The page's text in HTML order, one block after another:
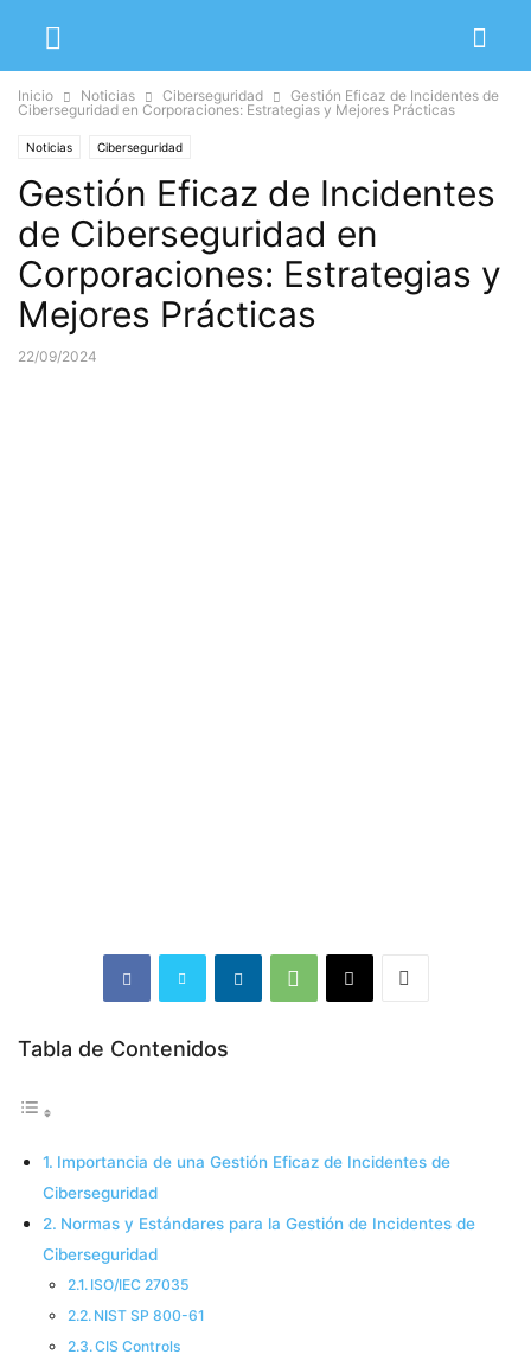
Inicio Noticias Ciberseguridad
Gestión Eficaz de Incidentes de
Ciberseguridad en Corporaciones: Estrategias y Mejores Prácticas
Noticias Ciberseguridad
Gestión Eficaz de Incidentes
de Ciberseguridad en
Corporaciones: Estrategias y
Mejores Prácticas
22/09/2024
Tabla de Contenidos
Importancia de una Gestión Eficaz de Incidentes de
Ciberseguridad
Normas y Estándares para la Gestión de Incidentes de
Ciberseguridad
ISO/IEC 27035
NIST SP 800-61
CIS Controls